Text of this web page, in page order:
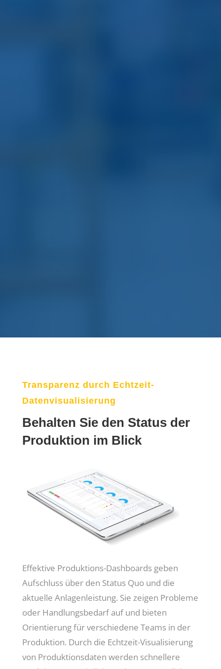
Transparenz durch Echtzeit-
Datenvisualisierung
Behalten Sie den Status der
Produktion im Blick
Effektive Produktions-Dashboards geben
Aufschluss über den Status Quo und die
aktuelle Anlagenleistung. Sie zeigen Probleme
oder Handlungsbedarf auf und bieten
Orientierung für verschiedene Teams in der
Produktion. Durch die Echtzeit-Visualisierung
von Produktionsdaten werden schnellere